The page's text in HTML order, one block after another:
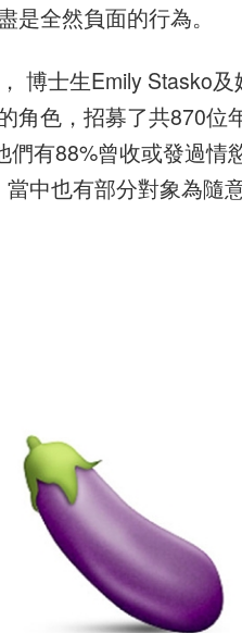
是全然負面的行為。
博士生Emily Stasko
角色，招募了共870位
有88%曾收或發過
中也有部分對象為隨